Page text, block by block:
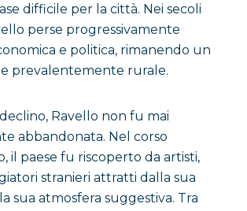
difficile per la città. Nei secoli
perse progressivamente
e politica, rimanendo un
prevalentemente rurale.
Ravello non fu mai
abbandonata. Nel corso
il paese fu riscoperto da artisti,
stranieri attratti dalla sua
sua atmosfera suggestiva. Tra